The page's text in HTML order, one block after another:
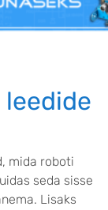
leedide
mida roboti
seda sisse
Lisaks